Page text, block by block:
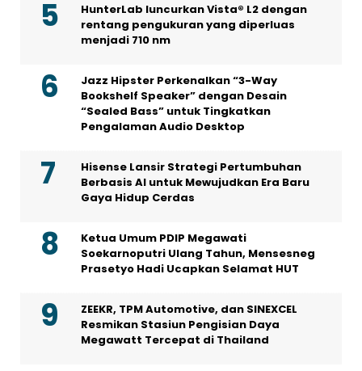
HunterLab luncurkan Vista® L2 dengan
rentang pengukuran yang diperluas
menjadi 710 nm
Jazz Hipster Perkenalkan “3-Way
Bookshelf Speaker” dengan Desain
“Sealed Bass” untuk Tingkatkan
Pengalaman Audio Desktop
Hisense Lansir Strategi Pertumbuhan
Berbasis AI untuk Mewujudkan Era Baru
Gaya Hidup Cerdas
Ketua Umum PDIP Megawati
Soekarnoputri Ulang Tahun, Mensesneg
Prasetyo Hadi Ucapkan Selamat HUT
ZEEKR, TPM Automotive, dan SINEXCEL
Resmikan Stasiun Pengisian Daya
Megawatt Tercepat di Thailand